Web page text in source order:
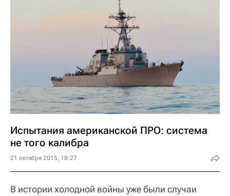
Испытания американской ПРО: система
не того калибра
21 октября 2015, 18:27
В истории холодной войны уже были случаи